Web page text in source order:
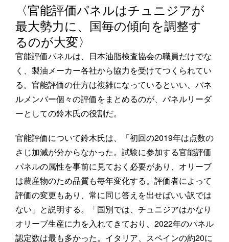
〈官能評価パネルはチュニジアが
最大勢力に、国毎の傾向を調整す
るのが大変〉
官能評価パネルは、日本油脂検査協会の職員だけでな
く、製油メーカー各社から協力を受けてつくられてい
る。官能評価の仕方は複雑になっているといい、パネ
ルメンバー個々の評価をまとめるのが、パネルリーダ
ーとしての鈴木氏の役割だ。
官能評価について鈴木氏は、「初回の2019年は点数の
さじ加減が分からなかった。試験に参加する官能評価
パネルの属性を事前に見ておく必要があり、オリーブ
は農産物のため品質も毎年変化する。評価者によって
評価の変更もあり、常に同じ答えを出せばいい訳では
ない」と説明する。「国別では、チュニジアはかなり
オリーブ生産に力を入れてきており、2022年のパネル
認定数は最も多かった。イタリア、スペインの約20に